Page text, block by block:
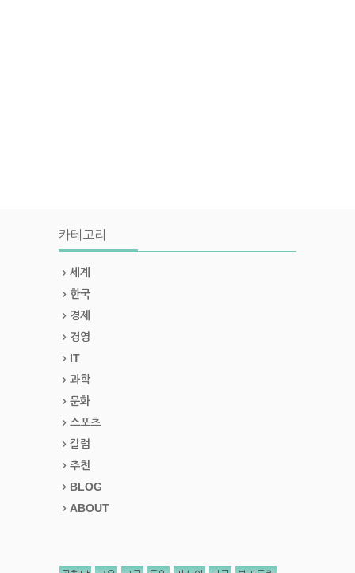
카테고리
세계
한국
경제
경영
IT
과학
문화
스포츠
칼럼
추천
BLOG
ABOUT